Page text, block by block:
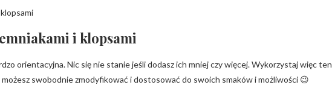
i klopsami
orientacyjna. Nic się nie stanie jeśli dodasz ich mniej czy więcej. Wykorzystaj więc ten
swobodnie zmodyfikować i dostosować do swoich smaków i możliwości 😉